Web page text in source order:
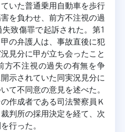
いた普通乗用自動車を歩行
を負わせ、前方不注視の過
致傷罪で起訴された。第1
の弁護人は、事故直後に犯
見分に甲が立ち会ったこと
方不注視の過失の有無を争
示されていた同実況見分に
て不同意の意見を述べた。
作成者である司法警察員Ｋ
判所の採用決定を経て、次
行った。